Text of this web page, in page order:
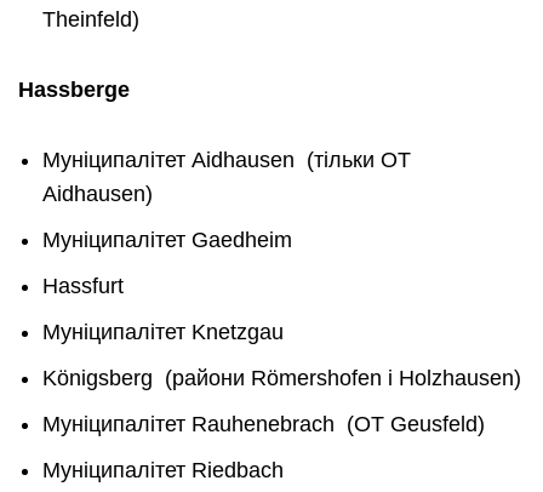
Theinfeld)
Hassberge
Муніципалітет Aidhausen (тільки OT
Aidhausen)
Муніципалітет Gaedheim
Hassfurt
Муніципалітет Knetzgau
Königsberg (райони Römershofen i Holzhausen)
Муніципалітет Rauhenebrach (OT Geusfeld)
Муніципалітет Riedbach